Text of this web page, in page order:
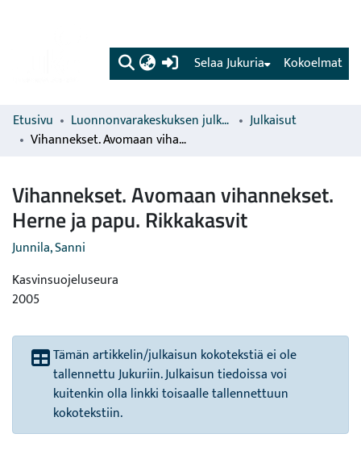
(current) Kokoelmat
Selaa Jukuria
Etusivu Luonnonvarakeskuksen julkaisut
Julkaisut
Vihannekset. Avomaan vihannekset. Herne ja papu. Rikkakasvit
Vihannekset. Avomaan vihannekset.
Herne ja papu. Rikkakasvit
Junnila, Sanni
Kasvinsuojeluseura
2005
Tämän artikkelin/julkaisun kokotekstiä ei ole
tallennettu Jukuriin. Julkaisun tiedoissa voi
kuitenkin olla linkki toisaalle tallennettuun
kokotekstiin.